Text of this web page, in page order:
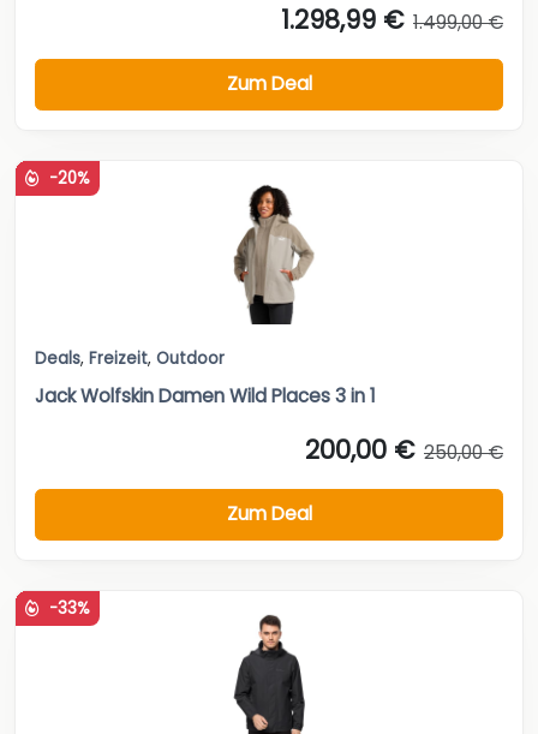
1.298,99 € 1.499,00 €
Zum Deal
-20%
Deals, Freizeit, Outdoor
Jack Wolfskin Damen Wild Places 3 in 1
200,00 € 250,00 €
Zum Deal
-33%